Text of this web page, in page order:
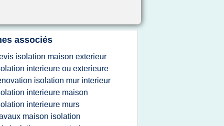
associés
isolation maison exterieur
interieure ou exterieure
isolation mur interieur
interieure maison
interieure murs
maison isolation